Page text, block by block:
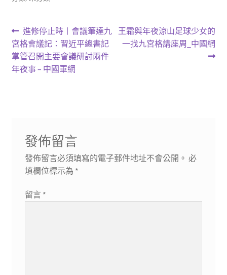
文
章
導
上
一
篇
文
進修停止時丨會議筆達九
宮格會議記：習近平總書記
掌管召開主要會議研討兩件
年夜事 – 中國軍網
下
一
王霜與年夜涼山足球少女的
一找九宮格講座周_中國網
發佈留言
發佈留言必須填寫的電子郵件地址不會公開。 必
填欄位標示為 *
留言 *